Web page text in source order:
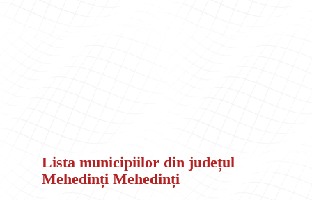
Lista municipiilor din județul
Mehedinți Mehedinți